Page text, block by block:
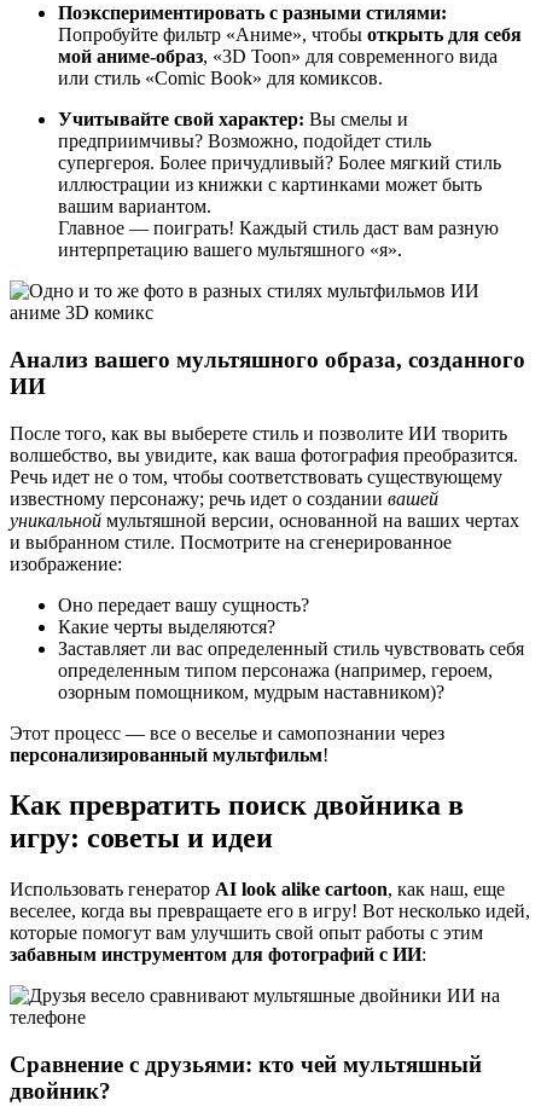
Поэкспериментировать с разными стилями:
Попробуйте фильтр «Аниме», чтобы открыть для себя
мой аниме-образ, «3D Toon» для современного вида
или стиль «Comic Book» для комиксов.
Учитывайте свой характер: Вы смелы и
предприимчивы? Возможно, подойдет стиль
супергероя. Более причудливый? Более мягкий стиль
иллюстрации из книжки с картинками может быть
вашим вариантом.
Главное — поиграть! Каждый стиль даст вам разную
интерпретацию вашего мультяшного «я».
Анализ вашего мультяшного образа, созданного
ИИ
После того, как вы выберете стиль и позволите ИИ творить
волшебство, вы увидите, как ваша фотография преобразится.
Речь идет не о том, чтобы соответствовать существующему
известному персонажу; речь идет о создании вашей
уникальной мультяшной версии, основанной на ваших чертах
и выбранном стиле. Посмотрите на сгенерированное
изображение:
Оно передает вашу сущность?
Какие черты выделяются?
Заставляет ли вас определенный стиль чувствовать себя
определенным типом персонажа (например, героем,
озорным помощником, мудрым наставником)?
Этот процесс — все о веселье и самопознании через
персонализированный мультфильм!
Как превратить поиск двойника в
игру: советы и идеи
Использовать генератор AI look alike cartoon, как наш, еще
веселее, когда вы превращаете его в игру! Вот несколько идей,
которые помогут вам улучшить свой опыт работы с этим
забавным инструментом для фотографий с ИИ:
Сравнение с друзьями: кто чей мультяшный
двойник?